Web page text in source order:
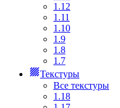
1.12
1.11
1.10
1.9
1.8
1.7
Текстуры
Все текстуры
1.18